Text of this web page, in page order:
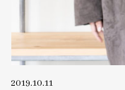
2019.10.11